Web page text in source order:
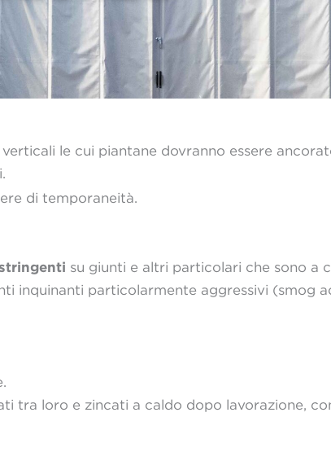
le cui piantane dovranno essere
di temporaneità.
su giunti e altri particolari che sono a
inquinanti particolarmente aggressivi (smog
tra loro e zincati a caldo dopo lavorazione,